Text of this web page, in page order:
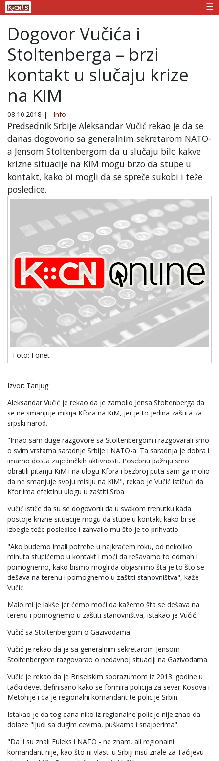
☰
Dogovor Vučića i
Stoltenberga – brzi
kontakt u slučaju krize
na KiM
08.10.2018 | Info
Predsednik Srbije Aleksandar Vučić rekao je da se
danas dogovorio sa generalnim sekretarom NATO-
a Jensom Stoltenbergom da u slučaju bilo kakve
krizne situacije na KiM mogu brzo da stupe u
kontakt, kako bi mogli da se spreče sukobi i teže
posledice.
Foto: Fonet
Izvor: Tanjug
Aleksandar Vučić je rekao da je zamolio Jensa Stoltenberga da
se ne smanjuje misija Kfora na KiM, jer je to jedina zaštita za
srpski narod.
"Imao sam duge razgovore sa Stoltenbergom i razgovarali smo
o svim vrstama saradnje Srbije i NATO-a. Ta saradnja je dobra i
imamo dosta zajedničkih aktivnosti. Posebnu pažnju smo
obratili pitanju KiM i na ulogu Kfora i bezbroj puta sam ga molio
da ne smanjuje svoju misiju na KiM", rekao je Vučić ističući da
Kfor ima efektinu ulogu u zaštiti Srba.
Vučić ističe da su se dogovorili da u svakom trenutku kada
postoje krizne situacije mogu da stupe u kontakt kako bi se
izbegle teže posledice i zahvalio mu što je to prihvatio.
"Ako budemo imali potrebe u najkraćem roku, od nekoliko
minuta stupićemo u kontakt i moći da rešavamo to odmah i
pomognemo, kako bismo mogli da objasnimo šta je to što se
dešava na terenu i pomognemo u zaštiti stanovništva", kaže
Vučić.
Malo mi je lakše jer ćemo moći da kažemo šta se dešava na
terenu i pomognemo u zaštiti stanovništva, istakao je Vučić.
Vučić sa Stoltenbergom o Gazivodama
Vučić je rekao da je sa generalnim sekretarom Jensom
Stoltenbergom razgovarao o nedavnoj situaciji na Gazivodama.
Vučić je rekao da je Briselskim sporazumom iz 2013. godine u
tački devet definisano kako se formira policija za sever Kosova i
Metohije i da je regionalni komandant te policije Srbin.
Istakao je da tog dana niko iz regionalne policije nije znao da
dolaze "ljudi sa dugim cevima, puškama i snajperima".
"Da li su znali Euleks i NATO - ne znam, ali regionalni
komandant nije, kao što ni vlasti u Srbiji nisu znale za Tačijevu